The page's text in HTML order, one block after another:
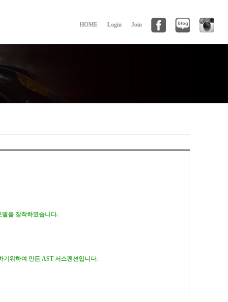
HOME Login Join
을 장착하였습니다.
기위하여 만든 AST 서스펜션입니다.